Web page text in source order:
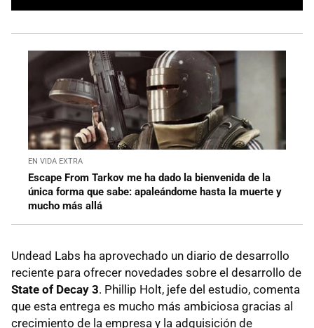
EN VIDA EXTRA
Escape From Tarkov me ha dado la bienvenida de la
única forma que sabe: apaleándome hasta la muerte y
mucho más allá
Undead Labs ha aprovechado un diario de desarrollo
reciente para ofrecer novedades sobre el desarrollo de
State of Decay 3. Phillip Holt, jefe del estudio, comenta
que esta entrega es mucho más ambiciosa gracias al
crecimiento de la empresa y la adquisición de